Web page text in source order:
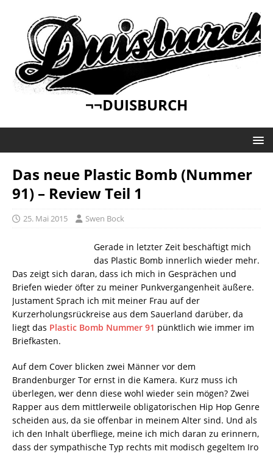
¬¬DUISBURCH
Das neue Plastic Bomb (Nummer
91) – Review Teil 1
25. Mai 2015 Swen Bock
Gerade in letzter Zeit beschäftigt mich
das Plastic Bomb innerlich wieder mehr.
Das zeigt sich daran, dass ich mich in Gesprächen und
Briefen wieder öfter zu meiner Punkvergangenheit äußere.
Justament Sprach ich mit meiner Frau auf der
Kurzerholungsrückreise aus dem Sauerland darüber, da
liegt das Plastic Bomb Nummer 91 pünktlich wie immer im
Briefkasten.
Auf dem Cover blicken zwei Männer vor dem
Brandenburger Tor ernst in die Kamera. Kurz muss ich
überlegen, wer denn diese wohl wieder sein mögen? Zwei
Rapper aus dem mittlerweile obligatorischen Hip Hop Genre
scheiden aus, da sie offenbar in meinem Alter sind. Und als
ich den Inhalt überfliege, meine ich mich daran zu erinnern,
dass der sympathische Typ rechts mit modisch gegeltem Iro